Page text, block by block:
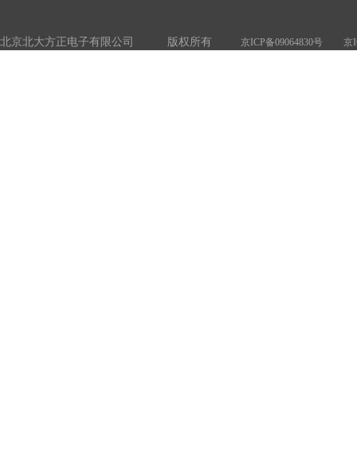
北京北大方正电子有限公司 版权所有 京ICP备09064830号 京